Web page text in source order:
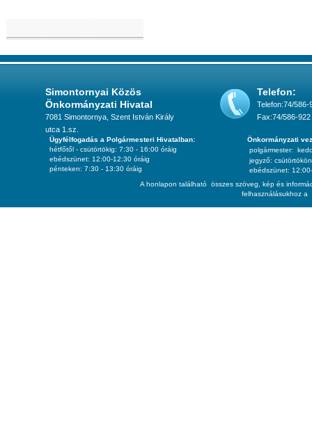
Simontornyai Közös
Önkormányzati Hivatal
7081 Simontornya, Szent István Király
utca 1.sz.
Telefon:
Telefon:74/586-
Fax:74/586-922
A honlapon található összes szöveg, kép és
felhasználásukhoz a
Ügyfélfogadás a Polgármesteri Hivatalban:
hétfőtől - csütörtökig: 7:30 - 16:00 óráig
ebédszünet: 12:00-12:30 óráig
pénteken: 7:30 - 13:30 óráig
Önkormányzati
polgármester:
jegyző: csütörtökön
ebédszünet: